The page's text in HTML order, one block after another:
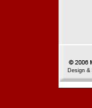
Design &